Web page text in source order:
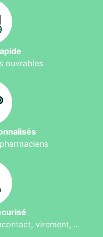
ouvrables
virement, ...